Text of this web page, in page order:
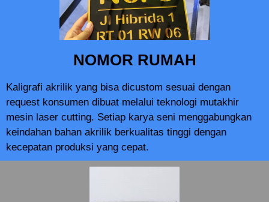
NOMOR RUMAH
Kaligrafi akrilik yang bisa dicustom sesuai dengan
request konsumen dibuat melalui teknologi mutakhir
mesin laser cutting. Setiap karya seni menggabungkan
keindahan bahan akrilik berkualitas tinggi dengan
kecepatan produksi yang cepat.